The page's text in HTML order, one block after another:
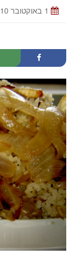
1 באוקטובר 2010